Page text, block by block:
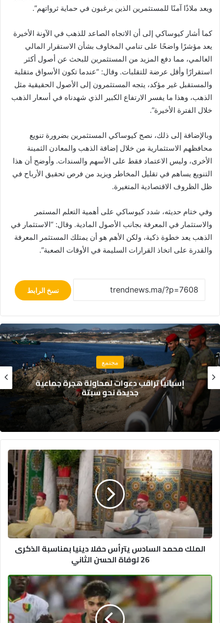
ويعد ملاذًا آمنًا للمستثمرين الذين يرغبون في حماية ثرواتهم”.
كما أشار كيوساكي إلى أن الاتجاه الصاعد للذهب في الآونة الأخيرة
يعد مؤشرًا واضحًا على تنامي المخاوف بشأن الاستقرار المالي
العالمي، مما دفع المزيد من المستثمرين للبحث عن أصول أكثر
استقرارًا وأقل عرضة للتقلبات. وقال: “عندما تكون الأسواق متقلبة
والمستقبل غير مؤكد، يتجه المستثمرون إلى الأصول الحقيقية مثل
الذهب، وهذا ما يفسر الارتفاع الكبير الذي شهدناه في أسعار الذهب
خلال الفترة الأخيرة”.
وبالإضافة إلى ذلك، نصح كيوساكي المستثمرين بضرورة تنويع
محافظهم الاستثمارية من خلال إضافة الذهب والمعادن الثمينة
الأخرى، وليس الاعتماد فقط على الأسهم والسندات. وأوضح أن هذا
التنويع يساهم في تقليل المخاطر ويزيد من فرص تحقيق الأرباح في
ظل الظروف الاقتصادية المتغيرة.
وفي ختام حديثه، شدد كيوساكي على أهمية التعلم المستمر
والاستثمار في المعرفة بجانب الأصول المادية. وقال: “الاستثمار في
الذهب يعد خطوة ذكية، ولكن الأهم هو أن يمتلك المستثمر المعرفة
والقدرة على اتخاذ القرارات السليمة في الأوقات الصعبة”.
نسخ الرابط
مجتمع
إسبانيا تراقب دعوات لمحاولة هجرة جماعية
جديدة نحو سبتة
الملك
محمد
السادس
يترأس
حفلا
دينيا
بمناسبة
الذكرى
26
لوفاة
الملك محمد السادس يترأس حفلا دينيا بمناسبة الذكرى
26 لوفاة الحسن الثاني
المنتخب
الوسطى